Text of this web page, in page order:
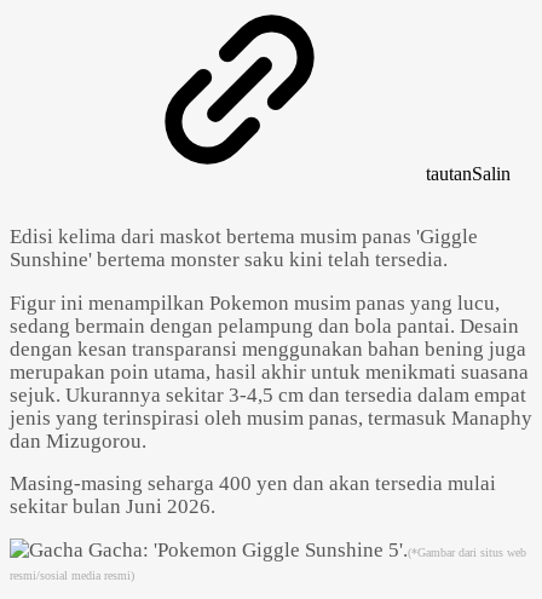
tautanSalin
Edisi kelima dari maskot bertema musim panas 'Giggle
Sunshine' bertema monster saku kini telah tersedia.
Figur ini menampilkan Pokemon musim panas yang lucu,
sedang bermain dengan pelampung dan bola pantai. Desain
dengan kesan transparansi menggunakan bahan bening juga
merupakan poin utama, hasil akhir untuk menikmati suasana
sejuk. Ukurannya sekitar 3-4,5 cm dan tersedia dalam empat
jenis yang terinspirasi oleh musim panas, termasuk Manaphy
dan Mizugorou.
Masing-masing seharga 400 yen dan akan tersedia mulai
sekitar bulan Juni 2026.
(*Gambar dari situs web
resmi/sosial media resmi)